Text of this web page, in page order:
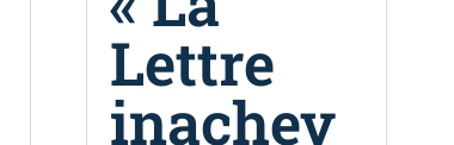
Lettre
inachev